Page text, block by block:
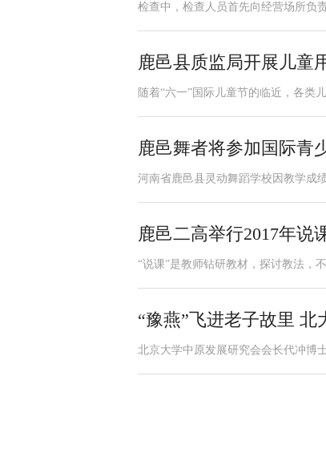
检查中，检查人员首先向经营场所负
鹿邑县质监局开展儿童
随着“六一”国际儿童节的临近，各类
鹿邑舞者将参加国际青
河南省鹿邑县灵动舞蹈学校因教学成
鹿邑二高举行2017年说
“说课”是教师钻研教材，探讨教法，
“豫燕”飞进老子故里 北
北京大学中原发展研究会会长代冲博